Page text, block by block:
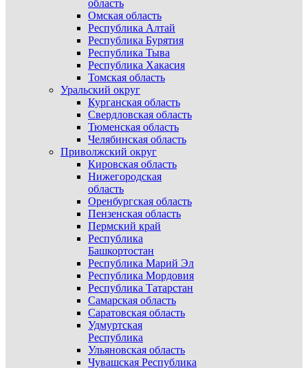
область
Омская область
Республика Алтай
Республика Бурятия
Республика Тыва
Республика Хакасия
Томская область
Уральский округ
Курганская область
Свердловская область
Тюменская область
Челябинская область
Приволжский округ
Кировская область
Нижегородская
область
Оренбургская область
Пензенская область
Пермский край
Республика
Башкортостан
Республика Марий Эл
Республика Мордовия
Республика Татарстан
Самарская область
Саратовская область
Удмуртская
Республика
Ульяновская область
Чувашская Республика